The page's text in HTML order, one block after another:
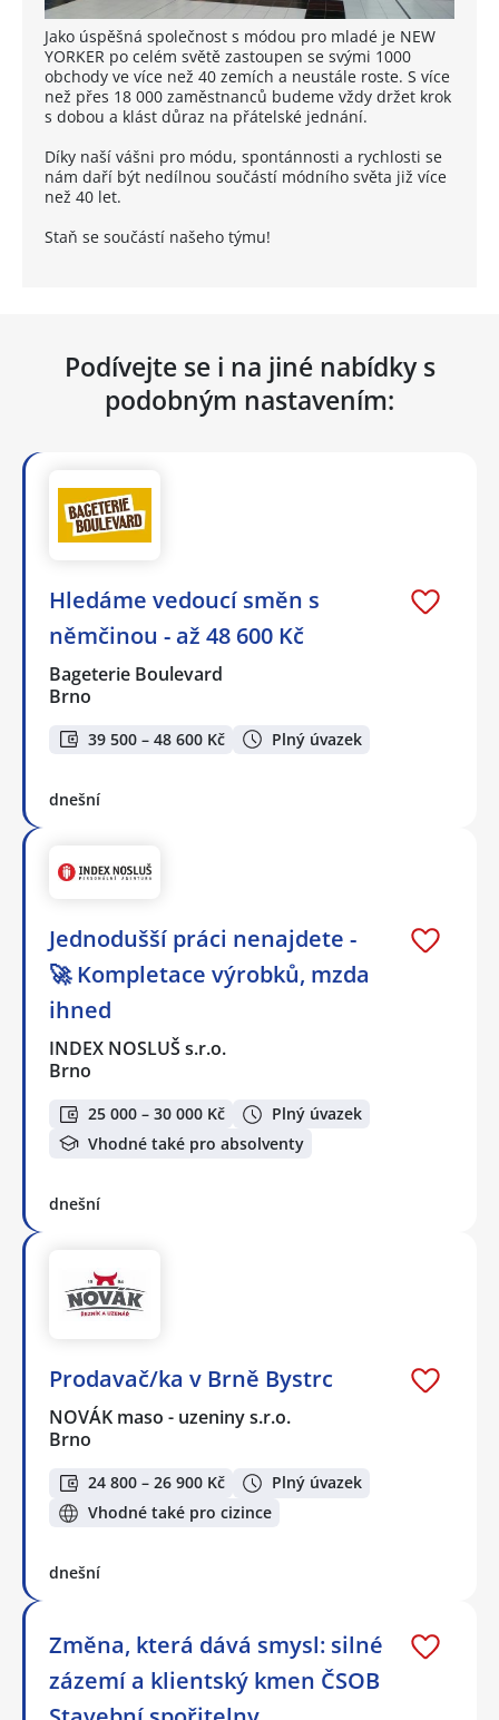
Jako úspěšná společnost s módou pro mladé je NEW
YORKER po celém světě zastoupen se svými 1000
obchody ve více než 40 zemích a neustále roste. S více
než přes 18 000 zaměstnanců budeme vždy držet krok
s dobou a klást důraz na přátelské jednání.
Díky naší vášni pro módu, spontánnosti a rychlosti se
nám daří být nedílnou součástí módního světa již více
než 40 let.
Staň se součástí našeho týmu!
Podívejte se i na jiné nabídky s
podobným nastavením:
Hledáme vedoucí směn s
němčinou - až 48 600 Kč
Bageterie Boulevard
Brno
39 500 – 48 600 Kč Plný úvazek
dnešní
Jednodušší práci nenajdete -
🚀 Kompletace výrobků, mzda
ihned
INDEX NOSLUŠ s.r.o.
Brno
25 000 – 30 000 Kč
Plný úvazek
Vhodné také pro absolventy
dnešní
Prodavač/ka v Brně Bystrc
NOVÁK maso - uzeniny s.r.o.
Brno
24 800 – 26 900 Kč
Plný úvazek
Vhodné také pro cizince
dnešní
Změna, která dává smysl: silné
zázemí a klientský kmen ČSOB